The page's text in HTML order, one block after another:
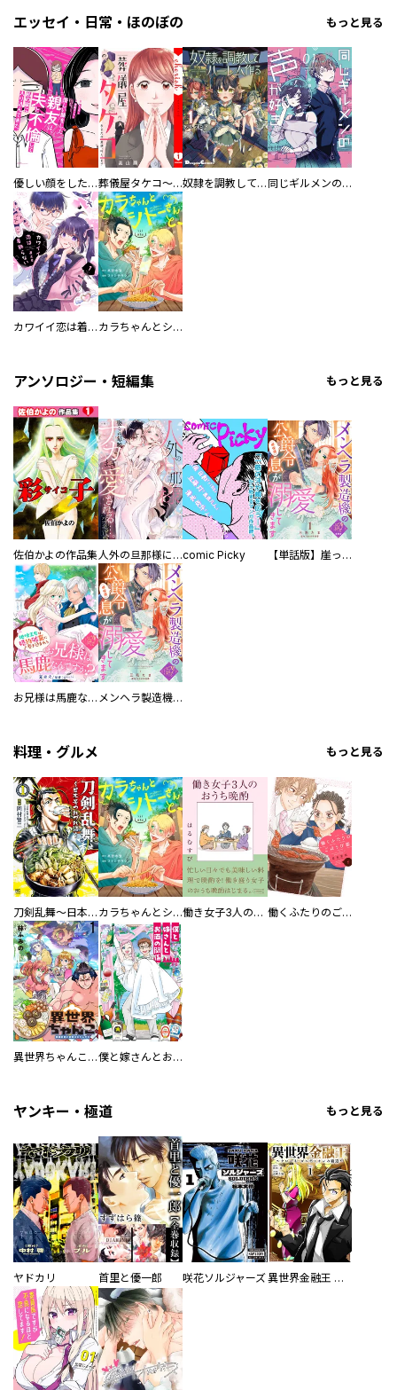
エッセイ・日常・ほのぼの もっと見る
優しい顔をした親友は、夫と不倫して私の家に入り込んできた。 葬儀屋タケコ～あなたの最期、叶えます【電子単行本版】 奴隷を調教してハーレム作る 同じギルメンの声が好き
カワイイ恋は着飾らない カラちゃんとシトーさんと、 【分冊版】
アンソロジー・短編集 もっと見る
佐伯かよの作品集 人外の旦那様に娶られ毎晩ナカまで愛される…。アンソロジーcomic Picky 【単話版】崖っぷち令嬢ですが、意地と策略で幸せになります！シリーズ
お兄様は馬鹿なんですか？～地味王女は婚約破棄に巻き込まれる～ メンヘラ製造機の公爵令息（過保護）が溺愛してきます
料理・グルメ もっと見る
刀剣乱舞～日本号つれづれ酒～ カラちゃんとシトーさんと、 【分冊版】 働き女子3人のおうち晩酌 働くふたりのごほうび飯
異世界ちゃんこ～横綱目前に召喚されたんだが～ 【連載版】 僕と嫁さんとお酒の関係
ヤンキー・極道 もっと見る
ヤドカリ 首里と優一郎 咲花ソルジャーズ 異世界金融王 ～クローネ・ゴルディオンの覇道～